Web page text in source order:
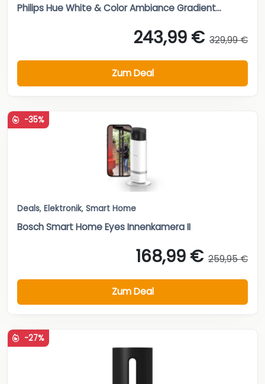
Philips Hue White & Color Ambiance Gradient...
243,99 € 329,99 €
Zum Deal
-35%
Deals, Elektronik, Smart Home
Bosch Smart Home Eyes Innenkamera II
168,99 € 259,95 €
Zum Deal
-27%